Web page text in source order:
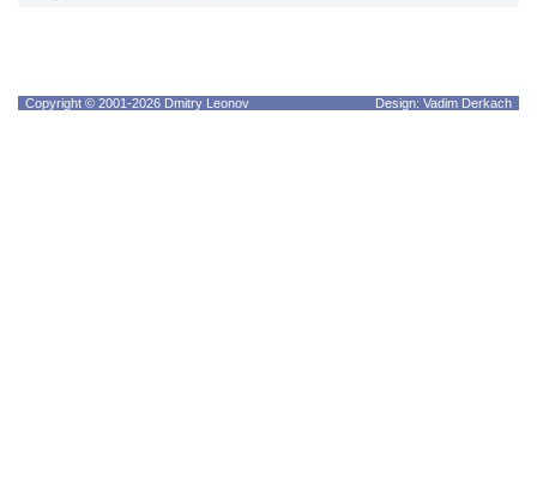
Copyright © 2001-2026 Dmitry Leonov Design: Vadim Derkach